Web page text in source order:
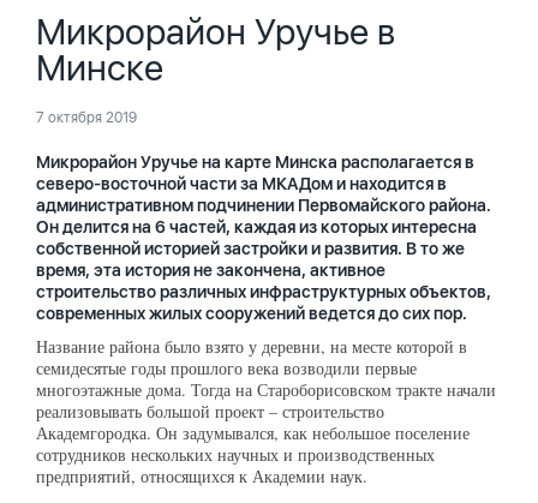
Микрорайон Уручье в
Минске
7 октября 2019
Микрорайон Уручье на карте Минска располагается в
северо-восточной части за МКАДом и находится в
административном подчинении Первомайского района.
Он делится на 6 частей, каждая из которых интересна
собственной историей застройки и развития. В то же
время, эта история не закончена, активное
строительство различных инфраструктурных объектов,
современных жилых сооружений ведется до сих пор.
Название района было взято у деревни, на месте которой в
семидесятые годы прошлого века возводили первые
многоэтажные дома. Тогда на Староборисовском тракте начали
реализовывать большой проект – строительство
Академгородка. Он задумывался, как небольшое поселение
сотрудников нескольких научных и производственных
предприятий, относящихся к Академии наук.